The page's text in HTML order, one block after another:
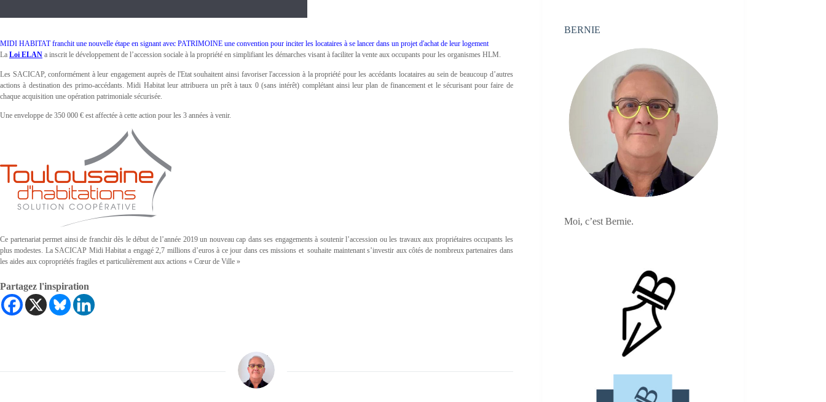
MIDI HABITAT franchit une nouvelle étape en signant avec PATRIMOINE une convention pour inciter les locataires à se lancer dans un projet d'achat de leur logement
La Loi ELAN a inscrit le développement de l’accession sociale à la propriété en simplifiant les démarches visant à faciliter la vente aux occupants pour les organismes HLM.
Les SACICAP, conformément à leur engagement auprès de l'Etat souhaitent ainsi favoriser l'accession à la propriété pour les accédants locataires au sein de beaucoup d’autres
actions à destination des primo-accédants. Midi Habitat leur attribuera un prêt à taux 0 (sans intérêt) complétant ainsi leur plan de financement et le sécurisant pour faire de
chaque acquisition une opération patrimoniale sécurisée.
Une enveloppe de 350 000 € est affectée à cette action pour les 3 années à venir.
Ce partenariat permet ainsi de franchir dès le début de l’année 2019 un nouveau cap dans ses engagements à soutenir l’accession ou les travaux aux propriétaires occupants les
plus modestes. La SACICAP Midi Habitat a engagé 2,7 millions d’euros à ce jour dans ces missions et souhaite maintenant s’investir aux côtés de nombreux partenaires dans
les aides aux copropriétés fragiles et particulièrement aux actions « Cœur de Ville »
Partagez l'inspiration
BERNIE
Moi, c’est Bernie.